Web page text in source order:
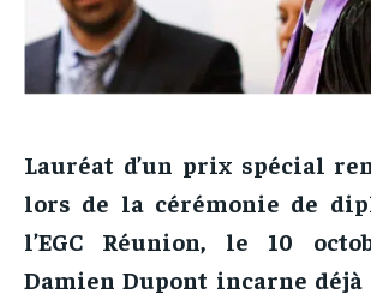
Lauréat d’un prix spécial
lors de la cérémonie de
l’EGC Réunion, le 10
Damien Dupont incarne